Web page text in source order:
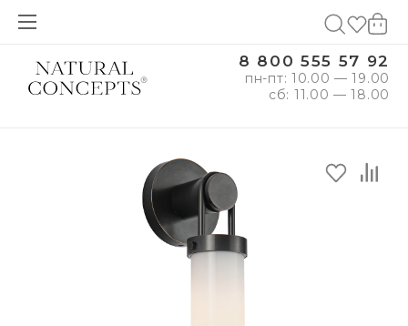
8 800 555 57 92
пн-пт: 10.00 — 19.00
сб: 11.00 — 18.00